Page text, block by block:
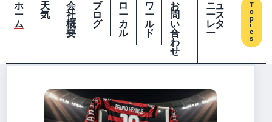
ホ
ー
ム
天
気
会
社
概
要
ブ
ロ
グ
ロ
ー
カ
ル
ワ
ー
ル
ド
お
問
い
合
わ
せ
ニュ
ース
レタ
ー
T
o
p
i
c
s